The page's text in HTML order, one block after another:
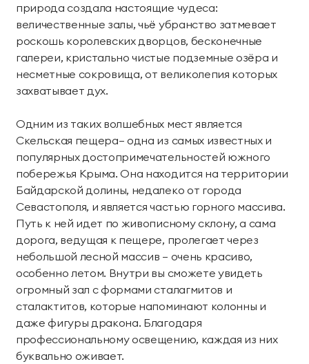
природа создала настоящие чудеса:
величественные залы, чьё убранство затмевает
роскошь королевских дворцов, бесконечные
галереи, кристально чистые подземные озёра и
несметные сокровища, от великолепия которых
захватывает дух.
Одним из таких волшебных мест является
Скельская пещера— одна из самых известных и
популярных достопримечательностей южного
побережья Крыма. Она находится на территории
Байдарской долины, недалеко от города
Севастополя, и является частью горного массива.
Путь к ней идет по живописному склону, а сама
дорога, ведущая к пещере, пролегает через
небольшой лесной массив — очень красиво,
особенно летом. Внутри вы сможете увидеть
огромный зал с формами сталагмитов и
сталактитов, которые напоминают колонны и
даже фигуры дракона. Благодаря
профессиональному освещению, каждая из них
буквально оживает.
Teppanyaki Лобби Бар
Аква бар Органик бар
Пляжный бар Chillout Чайный дом
Космо Кофейня «1804»
Лаунж-бар «Макао»
Фонотека Черное море
Пиратская бухта «Тики» Бар Макао
Тематические парки
Японский сад
Парк приключений
Дримвуд
Номера
Делюкс Коннект Делюкс
Семейный люкс Королевский люкс
Делюкс Прайм
Супериор Люкс Пентхаус
Апартаменты
СПА-апартаменты
Апартаменты «Имение
Сёгуна»
Виллы
Семейные виллы Президентские виллы
Императорские виллы
комплексной
диагностики
организма
Эксклюзивные
программы
Экспресс-программы
Специальные
предложения
оздоровления
Лояльность
Семейный отдых
День мечты
Яхт-клуб
Курорт
О курорте Карта курорта
Наша команда Блог
Карьера Партнерам
Закупки Частые вопросы
Журнал Мрия
Проведение мероприятий
Проведение дня
рождения
Проведение
фотосессий
Реновация курорта
Устойчивое развитие
Контакты
СВЯЗАТЬСЯ В МЕССЕНДЖЕРЕ